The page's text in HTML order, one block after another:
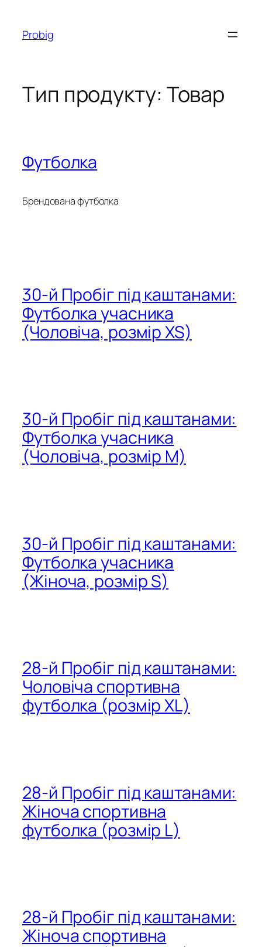
вмісту
Probig
Тип продукту: Товар
Футболка
Брендована футболка
30-й Пробіг під каштанами:
Футболка учасника
(Чоловіча, розмір XS)
30-й Пробіг під каштанами:
Футболка учасника
(Чоловіча, розмір M)
30-й Пробіг під каштанами:
Футболка учасника
(Жіноча, розмір S)
28-й Пробіг під каштанами:
Чоловіча спортивна
футболка (розмір XL)
28-й Пробіг під каштанами:
Жіноча спортивна
футболка (розмір L)
28-й Пробіг під каштанами:
Жіноча спортивна